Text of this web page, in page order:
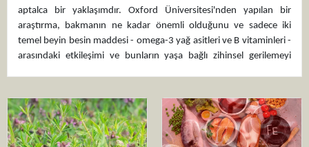
Özel teklifleri kaçırmayın – bugün üye olun ve bizi takip edin!
Doğal takviyelerle sağlıklı yaşamınızı destekleyin ve doğadan gelen sağlık
desteğinin keyfini çıkarın. Aktarist.com'da takviye kategorimizdeki
aptalca bir yaklaşımdır. Oxford Üniversitesi'nden yapılan bir
araştırma, bakmanın ne kadar önemli olduğunu ve sadece iki
temel beyin besin maddesi - omega-3 yağ asitleri ve B vitaminleri -
arasındaki etkileşimi ve bunların yaşa bağlı zihinsel gerilemeyi
Beyin Beslenmesi
Çok sayıda bilimsel kanıt, zekânın, hafızanın, davranışın ve
konsantrasyonun doğru beyin beslenmesinden etkilendiğini